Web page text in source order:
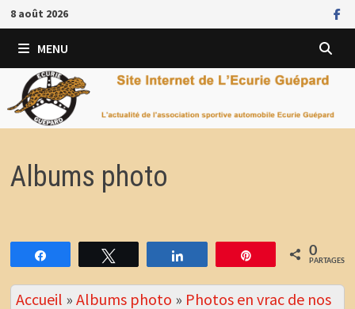
Passer
au
contenu
8 août 2026
MENU
Albums photo
Épingle 0
PARTAGES
Accueil » Albums photo » Photos en vrac de nos